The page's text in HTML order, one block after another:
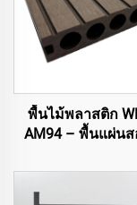
พื้นไม้พลาสติก
AM94 – พื้นแผ่น
มม.)